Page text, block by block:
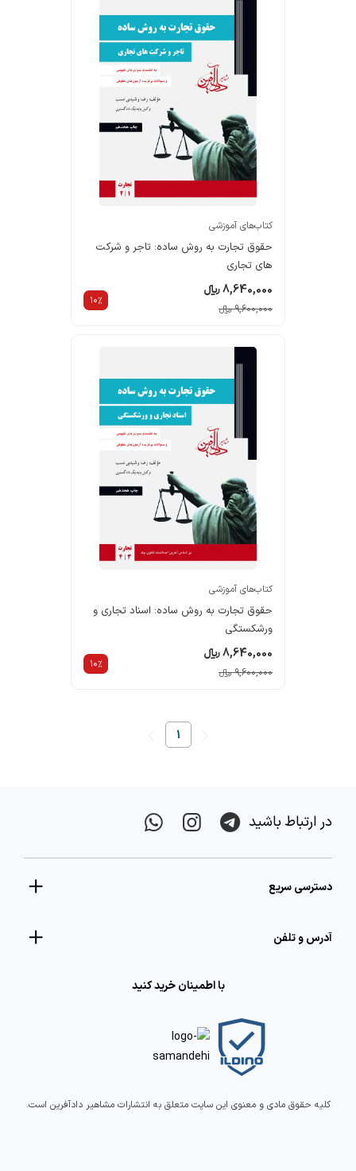
کتاب‌های آموزشی
حقوق تجارت به روش ساده: تاجر و شرکت
های تجاری
8,640,000 ریالء
10%
9,600,000 ریالء
کتاب‌های آموزشی
حقوق تجارت به روش ساده: اسناد تجاری و
ورشکستگی
8,640,000 ریالء
10%
9,600,000 ریالء
1
در ارتباط باشید
آدرس و تلفن
دسترسی سریع
با اطمینان خرید کنید
کلیه حقوق مادی و معنوی این سایت متعلق به انتشارات مشاهیر دادآفرین است.